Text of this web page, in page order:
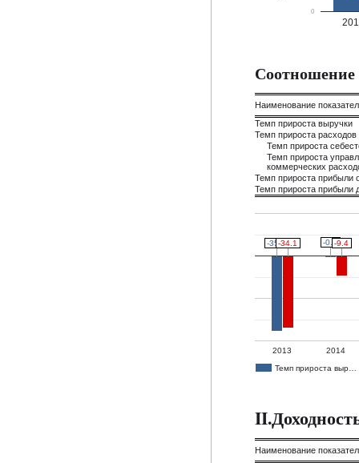
0
Соотношение
Наименование
Темп прироста выручки
Темп прироста расходов
Темп прироста
Темп прироста
коммерческих
Темп прироста прибыли
Темп прироста прибыли
Темп прироста выр…
2013 2014
-35.5
-35.5 -0.5
-0.5
-34.1
-34.1 -9.4
-9.4
Наименование